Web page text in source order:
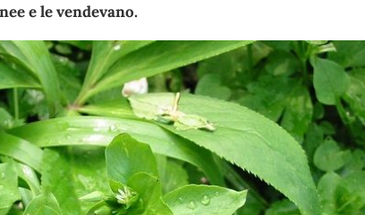
e le vendevano.